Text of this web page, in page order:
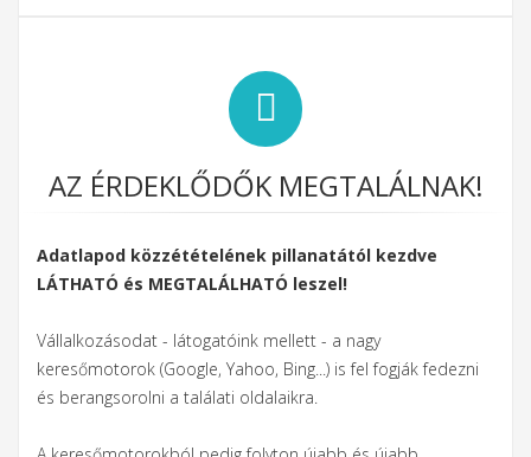
AZ ÉRDEKLŐDŐK MEGTALÁLNAK!
Adatlapod közzétételének pillanatától kezdve
LÁTHATÓ és MEGTALÁLHATÓ leszel!
Vállalkozásodat - látogatóink mellett - a nagy
keresőmotorok (Google, Yahoo, Bing...) is fel fogják fedezni
és berangsorolni a találati oldalaikra.